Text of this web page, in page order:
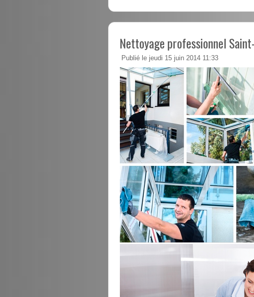
Nettoyage professionnel
Publié le jeudi 15 juin 2014 11:33